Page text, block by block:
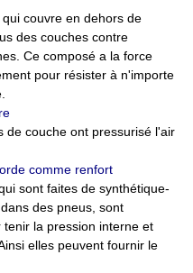
couvre en dehors de
des couches contre
Ce composé a la force
pour résister à n'importe
de couche ont pressurisé l'air
comme renfort
sont faites de synthétique-
des pneus, sont
la pression interne et
elles peuvent fournir le